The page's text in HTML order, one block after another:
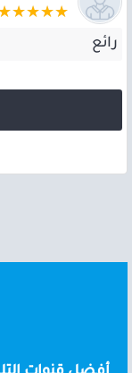
رائع